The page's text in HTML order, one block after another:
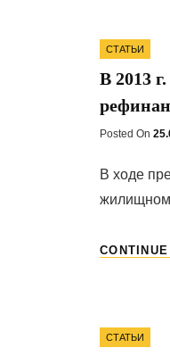
Categories
СТАТЬИ
В 2013
Posted On
В ходе
Categories
СТАТЬИ